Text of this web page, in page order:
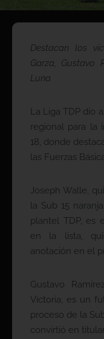
Destacan los
Garza, Gustavo
Luna
La Liga TDP dio
regional para la
18, donde
las Fuerzas
Joseph Walle,
la Sub 15
plantel TDP, es
en la lista,
anotación en el
Gustavo
Victoria, es un
proceso de la
convirtió en